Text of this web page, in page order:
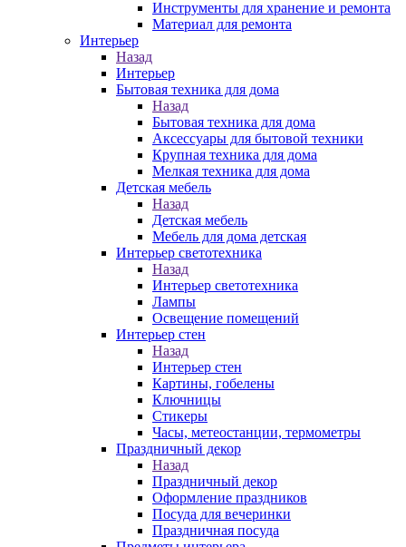
Инструменты для хранение и ремонта
Материал для ремонта
Интерьер
Назад
Интерьер
Бытовая техника для дома
Назад
Бытовая техника для дома
Аксессуары для бытовой техники
Крупная техника для дома
Мелкая техника для дома
Детская мебель
Назад
Детская мебель
Мебель для дома детская
Интерьер светотехника
Назад
Интерьер светотехника
Лампы
Освещение помещений
Интерьер стен
Назад
Интерьер стен
Картины, гобелены
Ключницы
Стикеры
Часы, метеостанции, термометры
Праздничный декор
Назад
Праздничный декор
Оформление праздников
Посуда для вечеринки
Праздничная посуда